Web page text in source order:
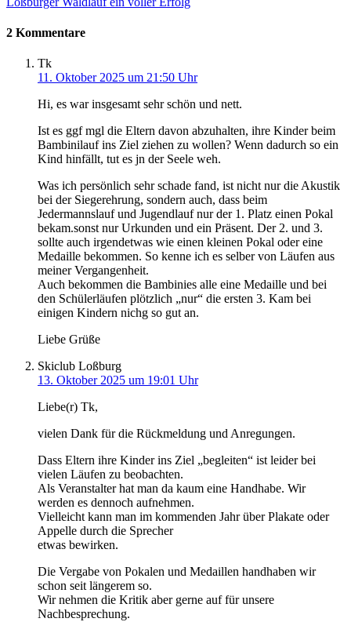
2 Kommentare
Tk
11. Oktober 2025 um 21:50 Uhr
Hi, es war insgesamt sehr schön und nett.
Ist es ggf mgl die Eltern davon abzuhalten, ihre Kinder beim
Bambinilauf ins Ziel ziehen zu wollen? Wenn dadurch so ein
Kind hinfällt, tut es jn der Seele weh.
Was ich persönlich sehr schade fand, ist nicht nur die Akustik
bei der Siegerehrung, sondern auch, dass beim
Jedermannslauf und Jugendlauf nur der 1. Platz einen Pokal
bekam.sonst nur Urkunden und ein Präsent. Der 2. und 3.
sollte auch irgendetwas wie einen kleinen Pokal oder eine
Medaille bekommen. So kenne ich es selber von Läufen aus
meiner Vergangenheit.
Auch bekommen die Bambinies alle eine Medaille und bei
den Schülerläufen plötzlich „nur“ die ersten 3. Kam bei
einigen Kindern nichg so gut an.
Liebe Grüße
Skiclub Loßburg
13. Oktober 2025 um 19:01 Uhr
Liebe(r) Tk,
vielen Dank für die Rückmeldung und Anregungen.
Dass Eltern ihre Kinder ins Ziel „begleiten“ ist leider bei
vielen Läufen zu beobachten.
Als Veranstalter hat man da kaum eine Handhabe. Wir
werden es dennoch aufnehmen.
Vielleicht kann man im kommenden Jahr über Plakate oder
Appelle durch die Sprecher
etwas bewirken.
Die Vergabe von Pokalen und Medaillen handhaben wir
schon seit längerem so.
Wir nehmen die Kritik aber gerne auf für unsere
Nachbesprechung.